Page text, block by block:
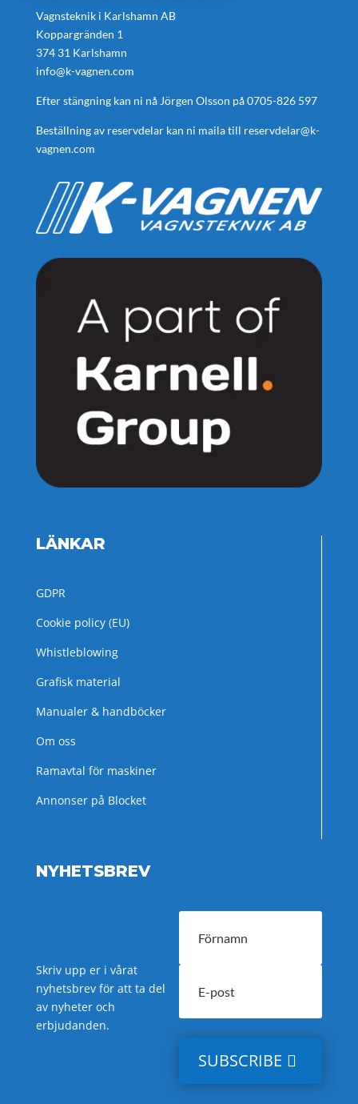
Vagnsteknik i Karlshamn AB
Koppargränden 1
374 31 Karlshamn
info@k-vagnen.com
Efter stängning kan ni nå Jörgen Olsson på0705-826 597
Beställning av reservdelar kan ni maila till reservdelar@k-
vagnen.com
LÄNKAR
GDPR
Cookie policy (EU)
Whistleblowing
Grafisk material
Manualer & handböcker
Om oss
Ramavtal för maskiner
Annonser på Blocket
NYHETSBREV
Skriv upp er i vårat
nyhetsbrev för att ta del
av nyheter och
erbjudanden.
SUBSCRIBE